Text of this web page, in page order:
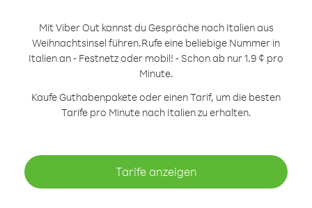
Mit Viber Out kannst du Gespräche nach Italien aus
Weihnachtsinsel führen.Rufe eine beliebige Nummer in
Italien an - Festnetz oder mobil! - Schon ab nur 1.9 ¢ pro
Minute.
Kaufe Guthabenpakete oder einen Tarif, um die besten
Tarife pro Minute nach Italien zu erhalten.
Tarife anzeigen